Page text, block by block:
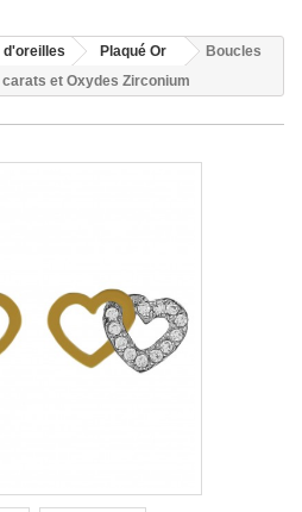
d'oreilles Plaqué Or
Boucles
et Oxydes Zirconium